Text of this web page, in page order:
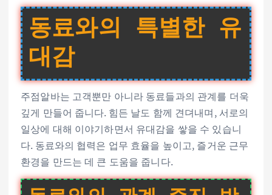
동료와의 특별한 유
대감
주점알바는 고객뿐만 아니라 동료들과의 관계를 더욱
깊게 만들어 줍니다. 힘든 날도 함께 견뎌내며, 서로의
일상에 대해 이야기하면서 유대감을 쌓을 수 있습니
다. 동료와의 협력은 업무 효율을 높이고, 즐거운 근무
환경을 만드는 데 큰 도움을 줍니다.